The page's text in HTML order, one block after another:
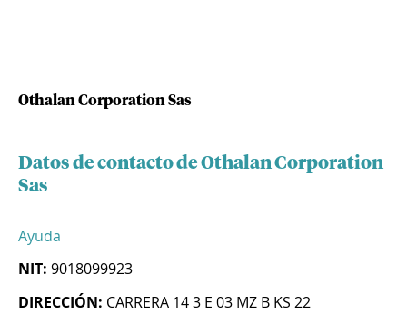
Othalan Corporation Sas
Datos de contacto de Othalan Corporation
Sas
Ayuda
NIT: 9018099923
DIRECCIÓN: CARRERA 14 3 E 03 MZ B KS 22